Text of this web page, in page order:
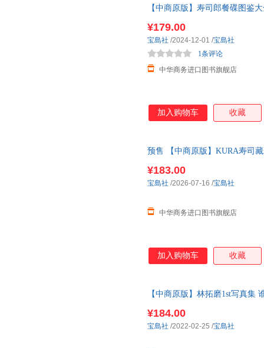
【中商原版】寿司郎餐碟图鉴
¥179.00
中华商务进口图书旗舰店
1条评论
宝島社 /2024-12-01 /宝島社
加入购物车 收藏
预售 【中商原版】KURA寿司
¥183.00
中华商务进口图书旗舰店
宝島社 /2026-07-16 /宝島社
加入购物车 收藏
【中商原版】林拓磨1st写真集
¥184.00
宝島社 /2022-02-25 /宝島社